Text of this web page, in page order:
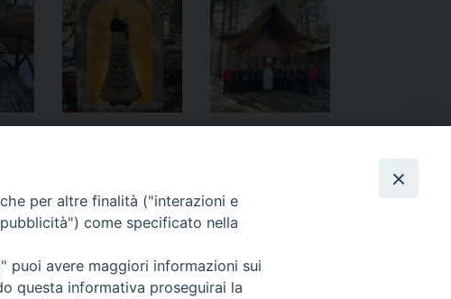
per altre finalità ("interazioni e
come specificato nella
puoi avere maggiori informazioni sui
questa informativa proseguirai la